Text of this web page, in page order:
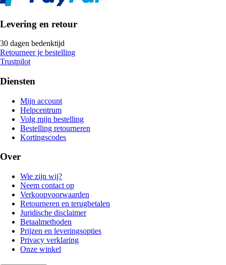
Levering en retour
30 dagen bedenktijd
Retourneer je bestelling
Trustpilot
Diensten
Mijn account
Helpcentrum
Volg mijn bestelling
Bestelling retourneren
Kortingscodes
Over
Wie zijn wij?
Neem contact op
Verkoopvoorwaarden
Retourneren en terugbetalen
Juridische disclaimer
Betaalmethoden
Prijzen en leveringsopties
Privacy verklaring
Onze winkel